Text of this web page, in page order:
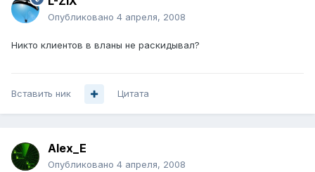
Опубликовано 4 апреля, 2008
Никто клиентов в вланы не раскидывал?
Вставить ник Цитата
Alex_E
Опубликовано 4 апреля, 2008